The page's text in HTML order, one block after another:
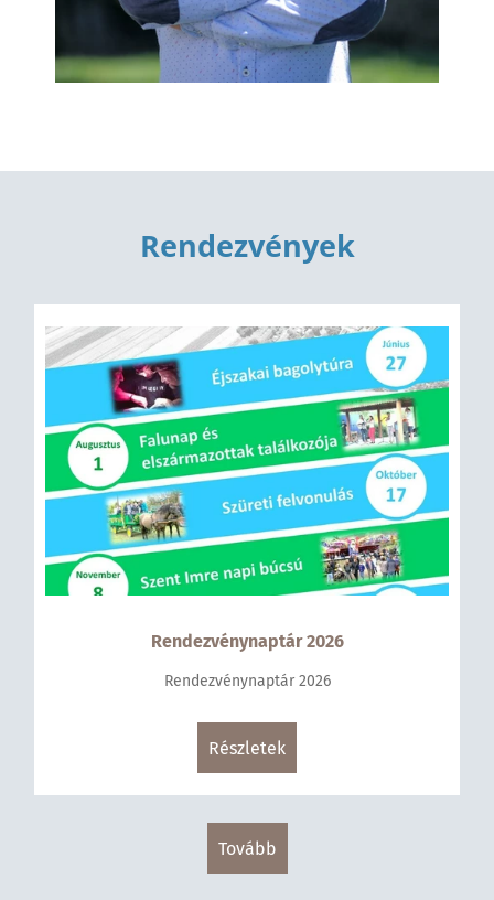
Rendezvények
Rendezvénynaptár 2026
Rendezvénynaptár 2026
Részletek
tovább